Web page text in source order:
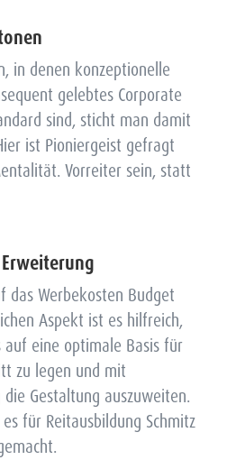
in denen konzeptionelle
gelebtes Corporate
sind, sticht man damit
ist Pioniergeist gefragt
Vorreiter sein, statt
das Werbekosten Budget
Aspekt ist es hilfreich,
auf eine optimale Basis für
zu legen und mit
Gestaltung auszuweiten.
für Reitausbildung Schmitz